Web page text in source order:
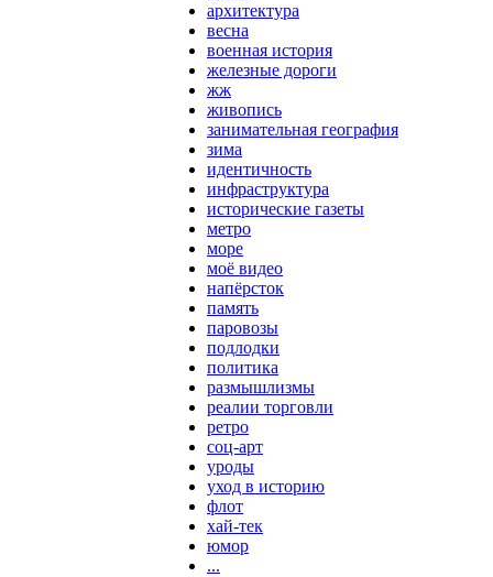
архитектура
весна
военная история
железные дороги
жж
живопись
занимательная география
зима
идентичность
инфраструктура
исторические газеты
метро
море
моё видео
напёрсток
память
паровозы
подлодки
политика
размышлизмы
реалии торговли
ретро
соц-арт
уроды
уход в историю
флот
хай-тек
юмор
...